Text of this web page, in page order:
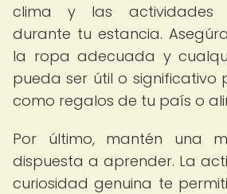
clima y las actividades
durante tu estancia.
la ropa adecuada y
pueda ser útil o significativo
como regalos de tu país o
Por último, mantén una
dispuesta a aprender. La
curiosidad genuina te